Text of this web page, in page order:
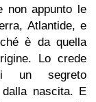
non appunto le
Atlantide, e
è da quella
Lo crede
un segreto
nascita. E